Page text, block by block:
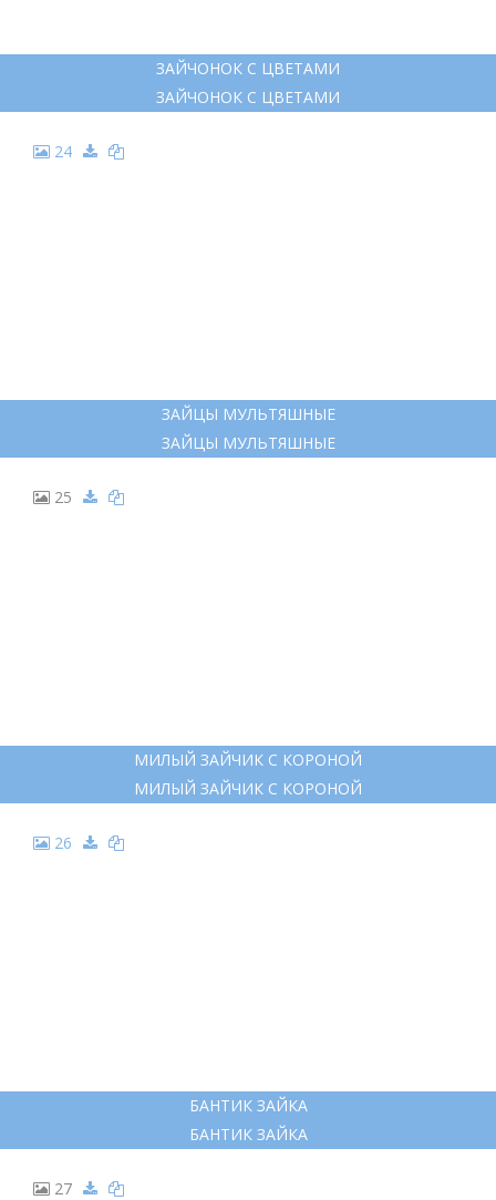
ЗАЙЧОНОК С ЦВЕТАМИ
ЗАЙЧОНОК С ЦВЕТАМИ
24
ЗАЙЦЫ МУЛЬТЯШНЫЕ
ЗАЙЦЫ МУЛЬТЯШНЫЕ
25
МИЛЫЙ ЗАЙЧИК С КОРОНОЙ
МИЛЫЙ ЗАЙЧИК С КОРОНОЙ
26
БАНТИК ЗАЙКА
БАНТИК ЗАЙКА
27